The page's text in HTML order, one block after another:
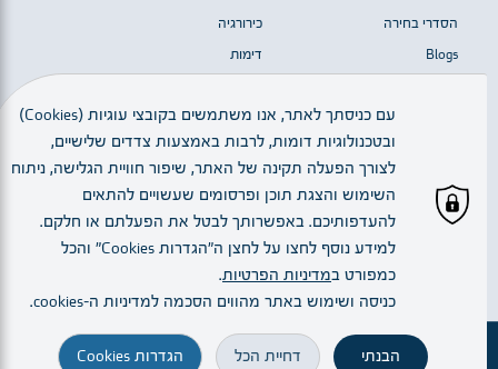
הסדרי בחירה
Blogs
כירורגיה
דימות
עברית
עם כניסתך לאתר, אנו משתמשים בקובצי עוגיות (Cookies)
ובטכנולוגיות דומות, לרבות באמצעות צדדים שלישיים,
לצורך הפעלה תקינה של האתר, שיפור חוויית הגלישה, ניתוח
השימוש והצגת תוכן ופרסומים שעשויים להתאים
להעדפותיכם. באפשרותך לבטל את הפעלתם או חלקם.
למידע נוסף לחצו על לחצן ה"הגדרות Cookies" והכל
כמפורט במדיניות הפרטיות.
כניסה ושימוש באתר מהווים הסכמה למדיניות ה–cookies.
הבנתי דחיית הכל הגדרות Cookies